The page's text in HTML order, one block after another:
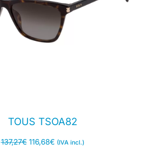
TOUS TSOA82
137,27€ 116,68€ (IVA incl.)